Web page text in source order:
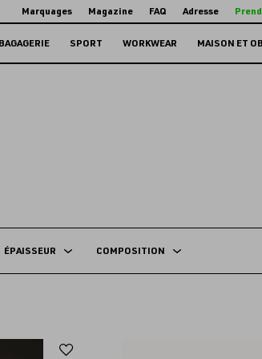
Marquages Magazine FAQ Adresse
SPORT WORKWEAR MAISON ET
ÉPAISSEUR COMPOSITION